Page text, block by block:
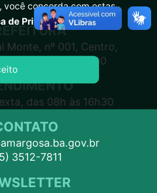
Monte, nº 001, Centro,
BA, CEP 45300-000
das 08h às 16h30
3512-7811
você concorda com estas
de Privacidade.